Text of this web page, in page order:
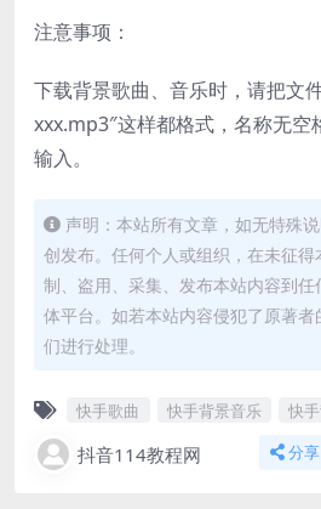
注意事项：
下载背景歌曲、音乐时，请把文
xxx.mp3″这样都格式，名称无空
输入。
声明：本站所有文章，如无特殊
创发布。任何个人或组织，在未征得
制、盗用、采集、发布本站内容到
体平台。如若本站内容侵犯了原著
们进行处理。
快手歌曲 快手背景音乐 快
抖音114教程网 分享